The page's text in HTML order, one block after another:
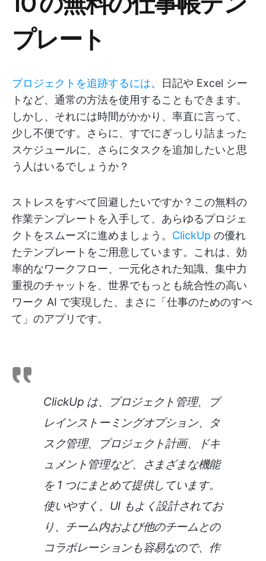
プレート
プロジェクトを追跡するには、日記や Excel シー
トなど、通常の方法を使用することもできます。
しかし、それには時間がかかり、率直に言って、
少し不便です。さらに、すでにぎっしり詰まった
スケジュールに、さらにタスクを追加したいと思
う人はいるでしょうか？
ストレスをすべて回避したいですか？この無料の
作業テンプレートを入手して、あらゆるプロジェ
クトをスムーズに進めましょう。 ClickUp の優れ
たテンプレートをご用意しています。これは、効
率的なワークフロー、一元化された知識、集中力
重視のチャットを、世界でもっとも統合性の高い
ワーク AI で実現した、まさに「仕事のためのすべ
て」のアプリです。
ClickUp は、プロジェクト管理、ブ
レインストーミングオプション、タ
スク管理、プロジェクト計画、ドキ
ュメント管理など、さまざまな機能
を 1 つにまとめて提供しています。
使いやすく、UI もよく設計されてお
り、チーム内および他のチームとの
コラボレーションも容易なので、作